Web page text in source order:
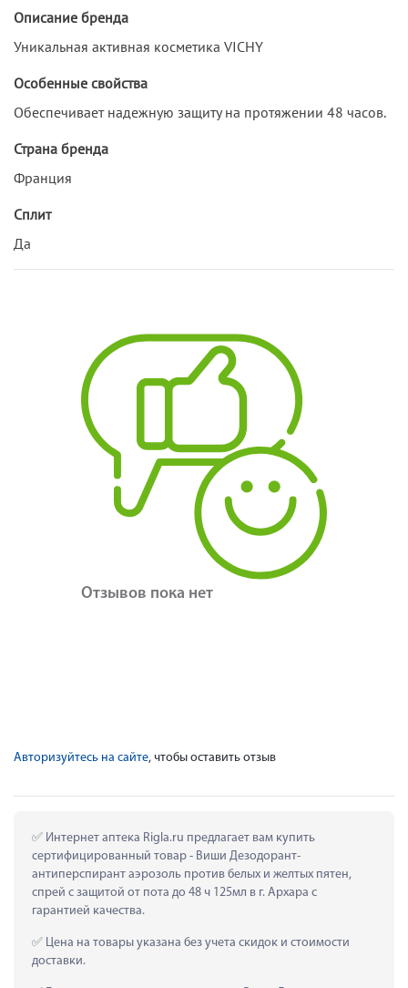
Описание бренда
Уникальная активная косметика VICHY
Особенные свойства
Обеспечивает надежную защиту на протяжении 48 часов.
Страна бренда
Франция
Сплит
Да
Отзывов пока нет
Авторизуйтесь на сайте, чтобы оставить отзыв
Интернет аптека Rigla.ru предлагает вам купить
сертифицированный товар - Виши Дезодорант-
антиперспирант аэрозоль против белых и желтых пятен,
спрей с защитой от пота до 48 ч 125мл в г. Архара с
гарантией качества.
Цена на товары указана без учета скидок и стоимости
доставки.